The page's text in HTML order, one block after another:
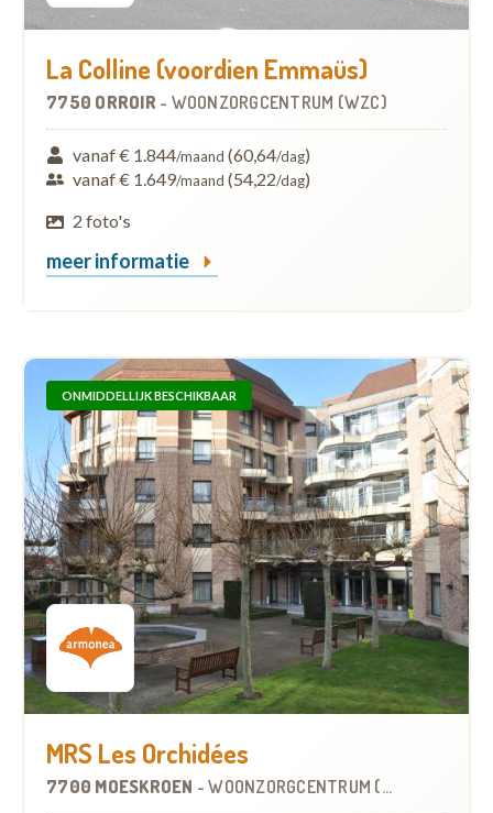
La Colline (voordien Emmaüs)
7750 ORROIR - WOONZORGCENTRUM (WZC)
vanaf € 1.844/maand (60,64/dag)
vanaf € 1.649/maand (54,22/dag)
2 foto's
meer informatie
ONMIDDELLIJK BESCHIKBAAR
MRS Les Orchidées
7700 MOESKROEN -WOONZORGCENTRUM (WZC)